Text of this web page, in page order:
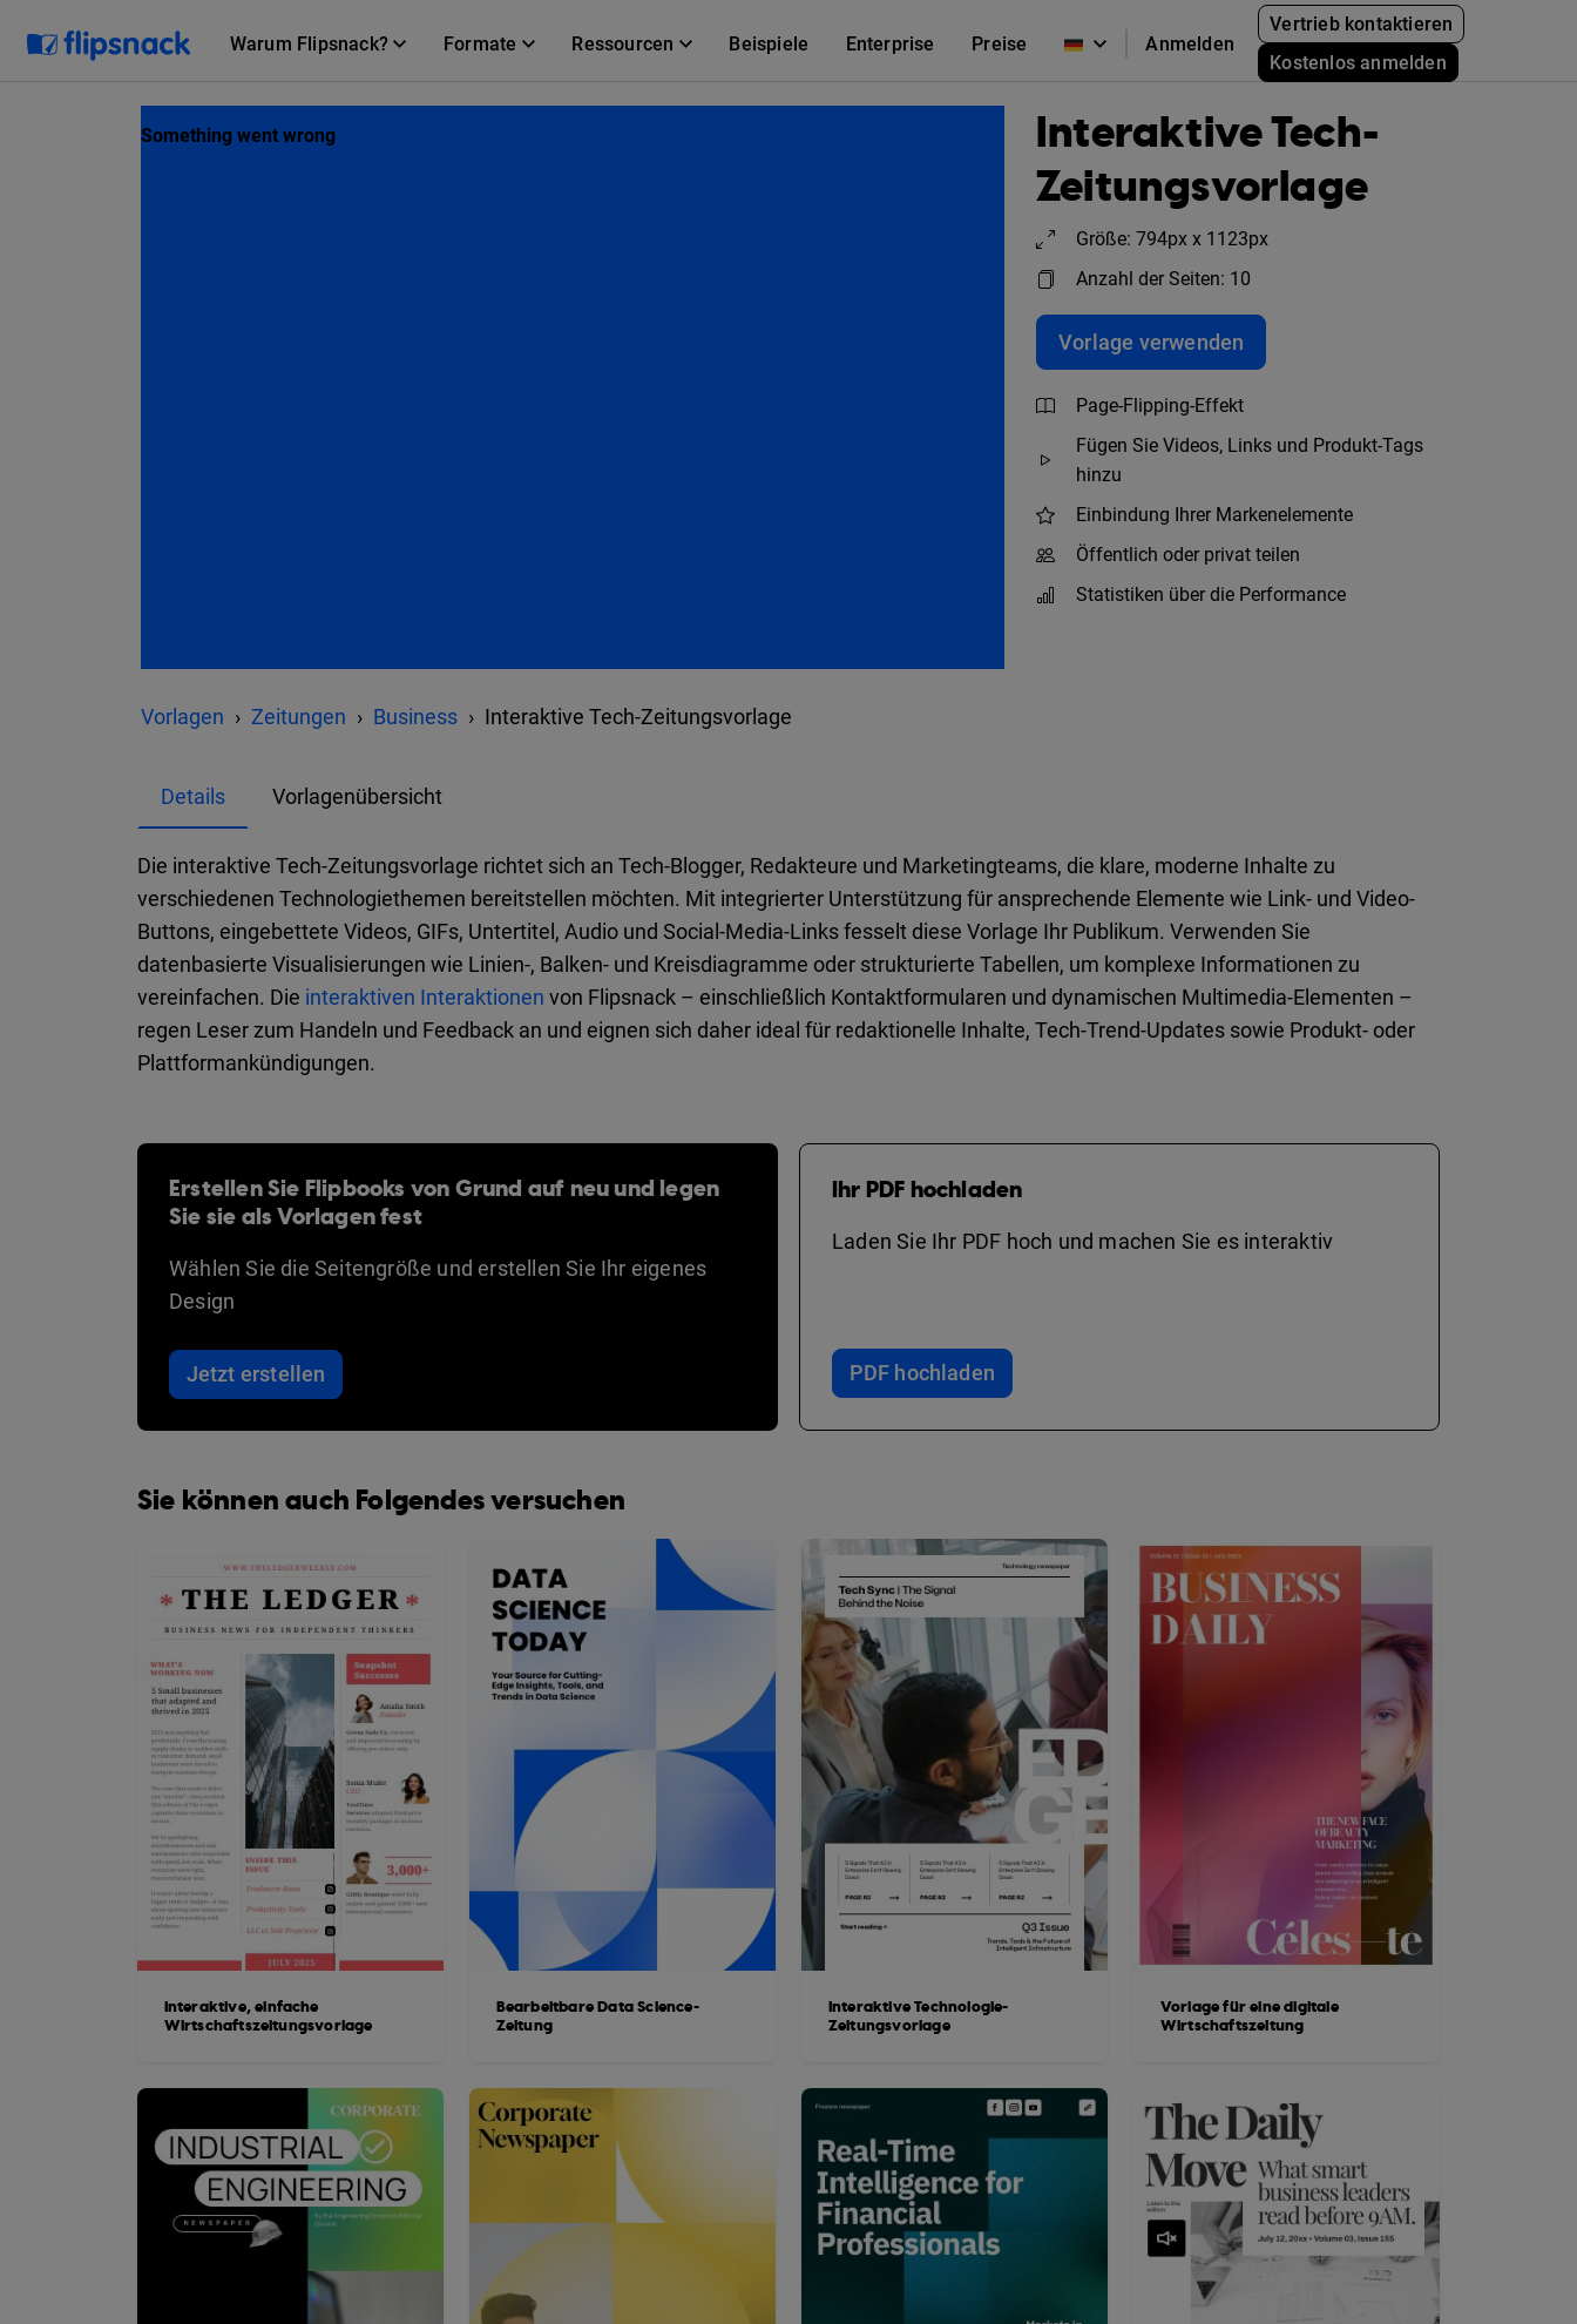
Warum Flipsnack? Formate Ressourcen Beispiele Enterprise Preise Anmelden
Vertrieb kontaktieren
Kostenlos anmelden
Interaktive Tech-
Zeitungsvorlage
Größe: 794px x 1123px
Anzahl der Seiten: 10
Vorlage verwenden
Page-Flipping-Effekt
Fügen Sie Videos, Links und Produkt-Tags
hinzu
Einbindung Ihrer Markenelemente
Öffentlich oder privat teilen
Statistiken über die Performance
Vorlagen Zeitungen Business Interaktive Tech-Zeitungsvorlage
Details Vorlagenübersicht
Die interaktive Tech-Zeitungsvorlage richtet sich an Tech-Blogger, Redakteure und Marketingteams, die klare, moderne Inhalte zu
verschiedenen Technologiethemen bereitstellen möchten. Mit integrierter Unterstützung für ansprechende Elemente wie Link- und Video-
Buttons, eingebettete Videos, GIFs, Untertitel, Audio und Social-Media-Links fesselt diese Vorlage Ihr Publikum. Verwenden Sie
datenbasierte Visualisierungen wie Linien-, Balken- und Kreisdiagramme oder strukturierte Tabellen, um komplexe Informationen zu
vereinfachen. Die interaktiven Interaktionen von Flipsnack – einschließlich Kontaktformularen und dynamischen Multimedia-Elementen –
regen Leser zum Handeln und Feedback an und eignen sich daher ideal für redaktionelle Inhalte, Tech-Trend-Updates sowie Produkt- oder
Plattformankündigungen.
Erstellen Sie Flipbooks von Grund auf neu und legen
Sie sie als Vorlagen fest
Wählen Sie die Seitengröße und erstellen Sie Ihr eigenes
Design
Jetzt erstellen
Ihr PDF hochladen
Laden Sie Ihr PDF hoch und machen Sie es interaktiv
PDF hochladen
Sie können auch Folgendes versuchen
Interaktive, einfache
Wirtschaftszeitungsvorlage
Bearbeitbare Data Science-
Zeitung
Interaktive Technologie-
Zeitungsvorlage
Vorlage für eine digitale
Wirtschaftszeitung